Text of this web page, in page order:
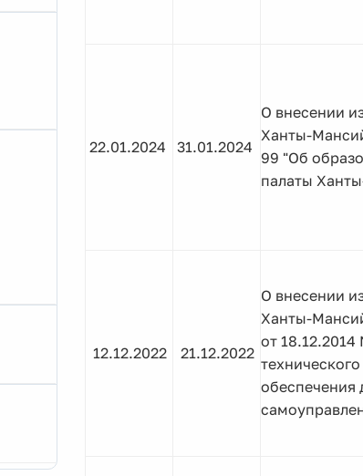
22.01.2024 31.01.2024
О внесении
Ханты-
99 "Об
палаты
12.12.2022 21.12.2022
О внесении
Ханты-
от
обеспечения